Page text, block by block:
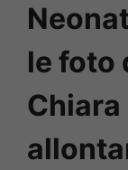
le foto